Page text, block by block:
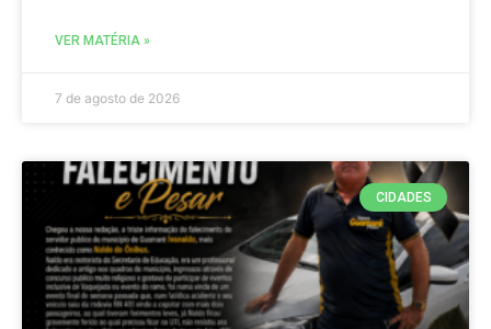
VER MATÉRIA »
7 de agosto de 2026
CIDADES